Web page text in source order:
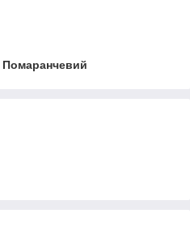
Помаранчевий